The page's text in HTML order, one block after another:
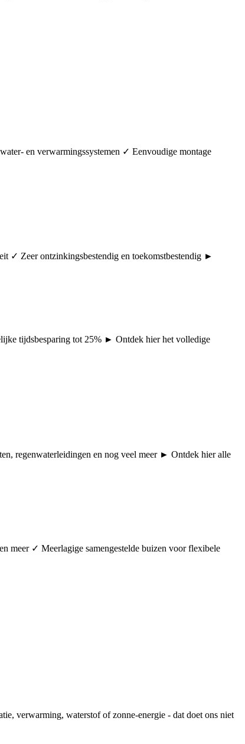
en verwarmingssystemen ✓ Eenvoudige montage
✓ Zeer ontzinkingsbestendig en toekomstbestendig ►
tijdsbesparing tot 25% ► Ontdek hier het volledige
regenwaterleidingen en nog veel meer ► Ontdek hier alle
meer ✓ Meerlagige samengestelde buizen voor flexibele
verwarming, waterstof of zonne-energie - dat doet ons niet